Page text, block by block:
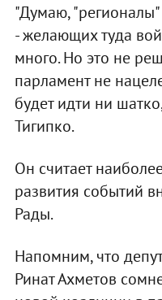
"Думаю,
- желающих туда
много. Но это не
парламент не
будет идти ни
Тигипко.
Он считает
развития событий
Рады.
Напомним, что
Ринат Ахметов